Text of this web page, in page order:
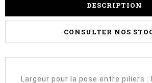
DESCRIPTION
CONSULTER NOS
Largeur pour la pose entre piliers :